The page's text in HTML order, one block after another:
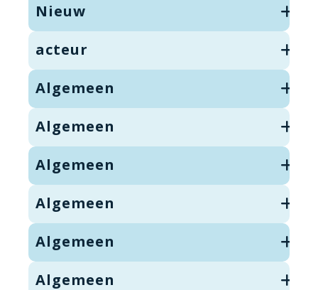
Nieuw
acteur
Algemeen
Algemeen
Algemeen
Algemeen
Algemeen
Algemeen